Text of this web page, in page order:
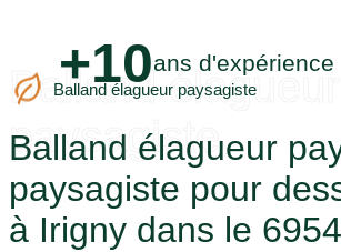
+10ans d'expérience
Balland élagueur paysagiste
Balland élagueur
paysagiste
Balland élagueur
paysagiste pour
à Irigny dans le